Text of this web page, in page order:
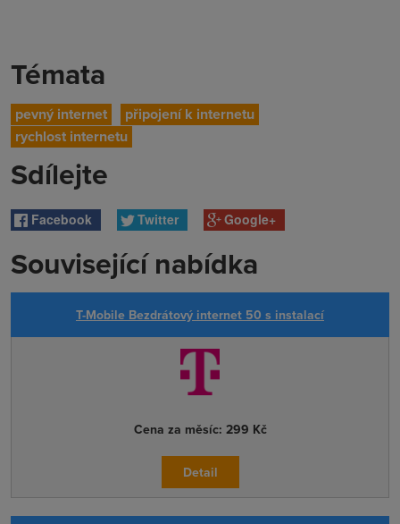
Témata
pevný internet
připojení k internetu
rychlost internetu
Sdílejte
Facebook Twitter Google+
Související nabídka
T-Mobile Bezdrátový internet 50 s instalací
Cena za měsíc: 299 Kč
Detail